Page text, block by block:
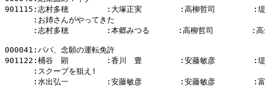
901115:志村多穂        :大塚正実        :高柳哲司        :堤
      :お姉さんがやってきた
:志村多穂        :本郷みつる      :高柳哲司        :高
000041:パパ、念願の運転免許
901122:桶谷　顕        :香川　豊        :安藤敏彦        :堤
      :スクープを狙え!
:水出弘一        :安藤敏彦        :安藤敏彦        :富